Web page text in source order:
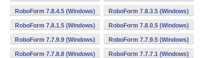
RoboForm 7.8.4.5 (Windows) RoboForm 7.8.3.5 (Windows)
RoboForm 7.8.1.5 (Windows) RoboForm 7.8.0.5 (Windows)
RoboForm 7.7.9.9 (Windows) RoboForm 7.7.9.5 (Windows)
RoboForm 7.7.8.8 (Windows) RoboForm 7.7.7.1 (Windows)